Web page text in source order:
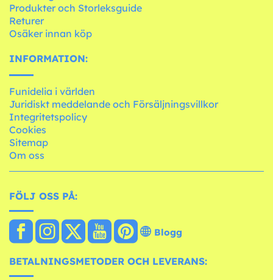
Produkter och Storleksguide
Returer
Osäker innan köp
INFORMATION:
Funidelia i världen
Juridiskt meddelande och Försäljningsvillkor
Integritetspolicy
Cookies
Sitemap
Om oss
FÖLJ OSS PÅ:
Blogg
BETALNINGSMETODER OCH LEVERANS: